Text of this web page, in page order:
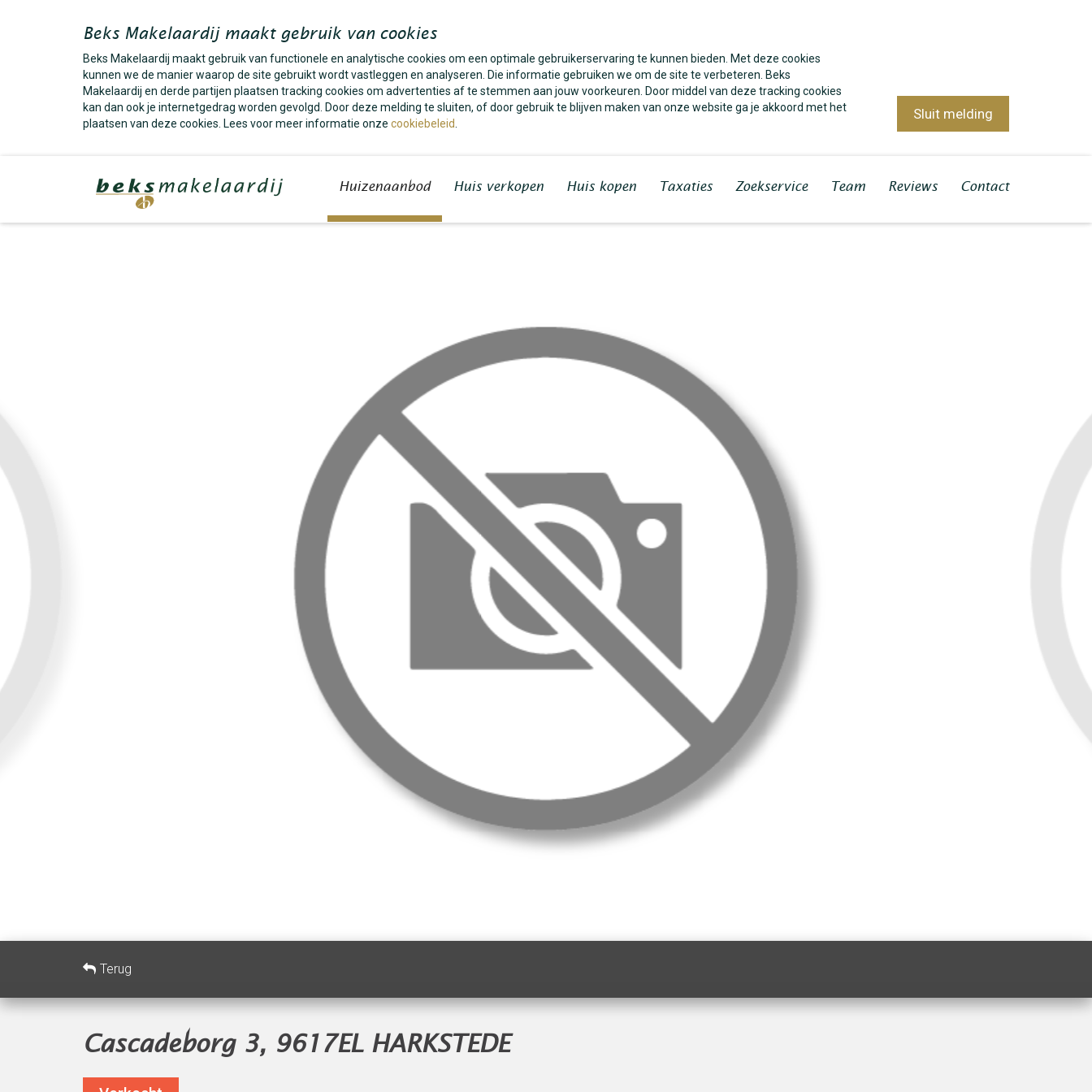
Beks Makelaardij maakt gebruik van cookies
Beks Makelaardij maakt gebruik van functionele en analytische cookies om een optimale gebruikerservaring te kunnen bieden. Met deze cookies
kunnen we de manier waarop de site gebruikt wordt vastleggen en analyseren. Die informatie gebruiken we om de site te verbeteren. Beks
Makelaardij en derde partijen plaatsen tracking cookies om advertenties af te stemmen aan jouw voorkeuren. Door middel van deze tracking cookies
kan dan ook je internetgedrag worden gevolgd. Door deze melding te sluiten, of door gebruik te blijven maken van onze website ga je akkoord met het
plaatsen van deze cookies. Lees voor meer informatie onze cookiebeleid
Sluit melding
Huizenaanbod Huis verkopen Huis kopen Taxaties Zoekservice Team Reviews Contact
Terug
Cascadeborg 3, 9617EL HARKSTEDE